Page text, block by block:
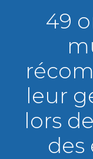
49
leur
lors
des